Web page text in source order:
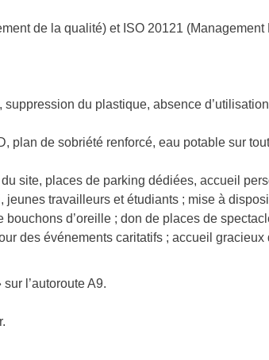
de la qualité) et ISO 20121
du plastique, absence
de sobriété renforcé, eau potable sur
site, places de parking dédiées, accueil
jeunes travailleurs et étudiants ; mise à
d’oreille ; don de places de
des événements caritatifs ; accueil gracieux
l’autoroute A9.